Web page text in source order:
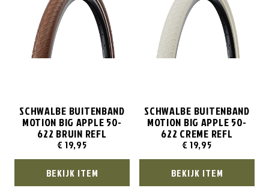
SCHWALBE BUITENBAND
MOTION BIG APPLE 50-
622 BRUIN REFL
€ 19,95
BEKIJK ITEM
SCHWALBE BUITENBAND
MOTION BIG APPLE 50-
622 CREME REFL
€ 19,95
BEKIJK ITEM